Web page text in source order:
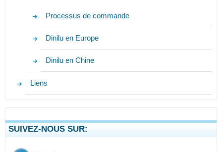
Processus de commande
Dinilu en Europe
Dinilu en Chine
Liens
SUIVEZ-NOUS SUR: